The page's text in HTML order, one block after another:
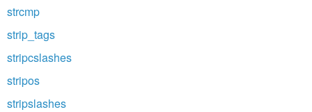
strcmp
strip_tags
stripcslashes
stripos
stripslashes